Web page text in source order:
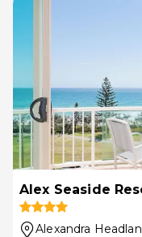
Alex Seaside
Alexandra